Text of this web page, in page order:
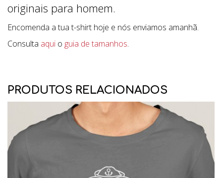
originais para homem.
Encomenda a tua t-shirt hoje e nós enviamos amanhã.
Consulta aqui o guia de tamanhos.
PRODUTOS RELACIONADOS